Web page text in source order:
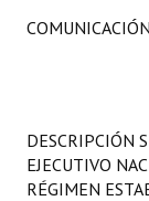
LEGISLACIÓN
Constitución
DESCRIPCIÓN
EJECUTIVO
RÉGIMEN